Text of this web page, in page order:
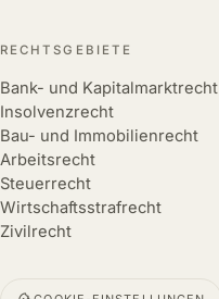
RECHTSGEBIETE
Bank- und Kapitalmarktrecht
Insolvenzrecht
Bau- und Immobilienrecht
Arbeitsrecht
Steuerrecht
Wirtschaftsstrafrecht
Zivilrecht